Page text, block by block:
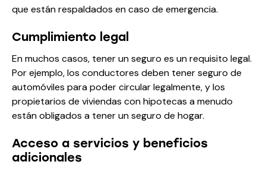
que están respaldados en caso de emergencia.
Cumplimiento legal
En muchos casos, tener un seguro es un requisito legal.
Por ejemplo, los conductores deben tener seguro de
automóviles para poder circular legalmente, y los
propietarios de viviendas con hipotecas a menudo
están obligados a tener un seguro de hogar.
Acceso a servicios y beneficios
adicionales